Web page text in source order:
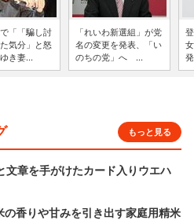
「「騙し討
気分」と怒
き妻...
「れいわ新選組」が党
名の変更を発表、「い
のちの党」へ ...
もっと見る
文章を手がけたカード入りウエハ
香りや甘みを引き出す家庭用精米